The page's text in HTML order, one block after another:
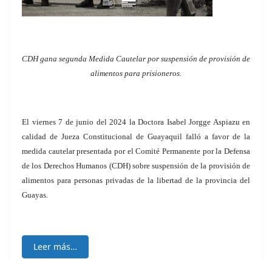
CDH gana segunda Medida Cautelar por suspensión de provisión de
alimentos para prisioneros.
El viernes 7 de junio del 2024 la Doctora Isabel Jorgge Aspiazu en
calidad de Jueza Constitucional de Guayaquil falló a favor de la
medida cautelar presentada por el Comité Permanente por la Defensa
de los Derechos Humanos (CDH) sobre suspensión de la provisión de
alimentos para personas privadas de la libertad de la provincia del
Guayas.
Leer más…